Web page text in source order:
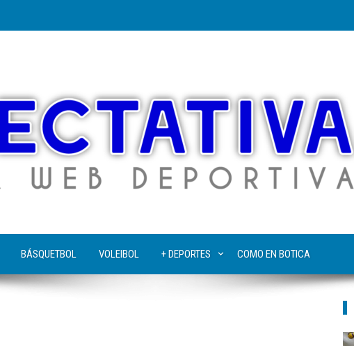
BÁSQUETBOL VOLEIBOL + DEPORTES COMO EN BOTICA